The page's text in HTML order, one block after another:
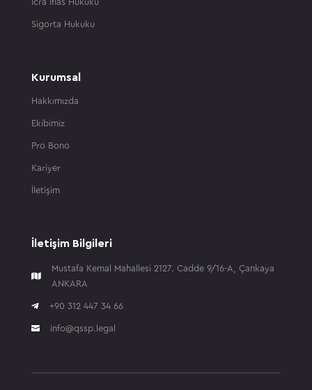
İcra İflas Hukuku
Sigorta Hukuku
Kurumsal
Hakkımızda
Ekibimiz
Pro Bono
Kariyer
İletişim
İletişim Bilgileri

Mustafa Kemal Mahallesi 2127. Cadde 9/16-A, Çankaya
ANKARA
 +90 312 447 34 66
 info@qssp.legal